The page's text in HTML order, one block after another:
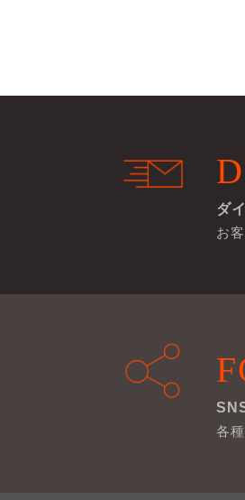
ダ
お
各